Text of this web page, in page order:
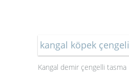
kangal köpek çengeli
Kangal demir çengelli tasma